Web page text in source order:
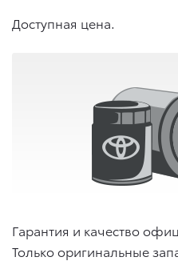
Доступная
Гарантия и качество
Только оригинальные